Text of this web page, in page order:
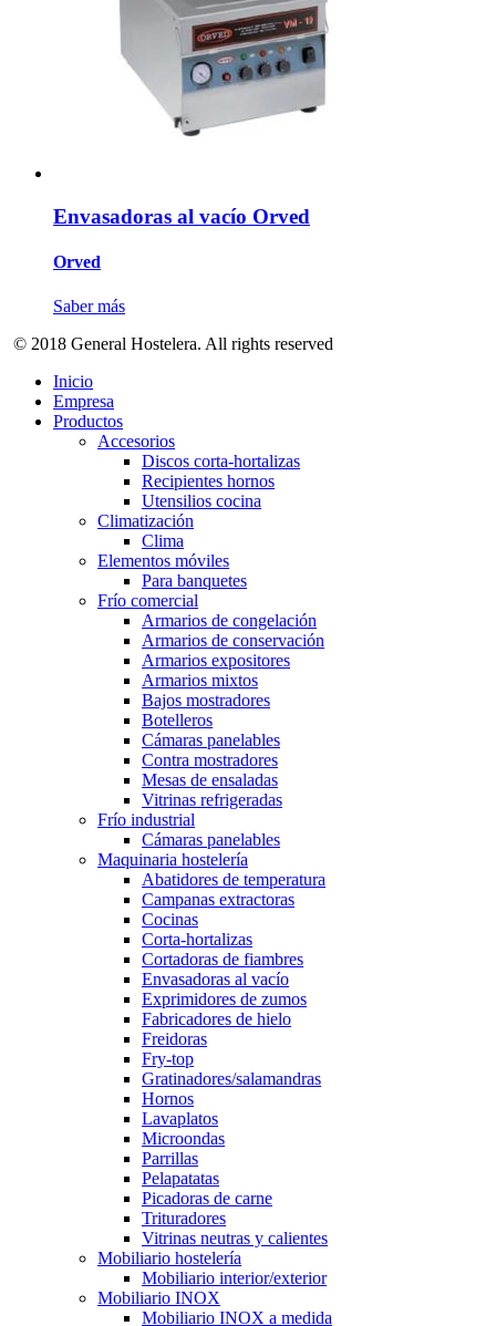
Envasadoras al vacío Orved
Orved
Saber más
© 2018 General Hostelera. All rights reserved
Inicio
Empresa
Productos
Accesorios
Discos corta-hortalizas
Recipientes hornos
Utensilios cocina
Climatización
Clima
Elementos móviles
Para banquetes
Frío comercial
Armarios de congelación
Armarios de conservación
Armarios expositores
Armarios mixtos
Bajos mostradores
Botelleros
Cámaras panelables
Contra mostradores
Mesas de ensaladas
Vitrinas refrigeradas
Frío industrial
Cámaras panelables
Maquinaria hostelería
Abatidores de temperatura
Campanas extractoras
Cocinas
Corta-hortalizas
Cortadoras de fiambres
Envasadoras al vacío
Exprimidores de zumos
Fabricadores de hielo
Freidoras
Fry-top
Gratinadores/salamandras
Hornos
Lavaplatos
Microondas
Parrillas
Pelapatatas
Picadoras de carne
Trituradores
Vitrinas neutras y calientes
Mobiliario hostelería
Mobiliario interior/exterior
Mobiliario INOX
Mobiliario INOX a medida